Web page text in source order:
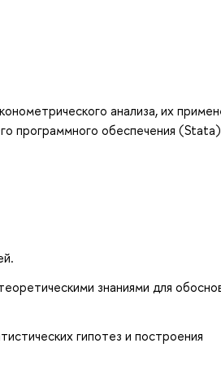
анализа, их
программного обеспечения
знаниями для
гипотез и построения